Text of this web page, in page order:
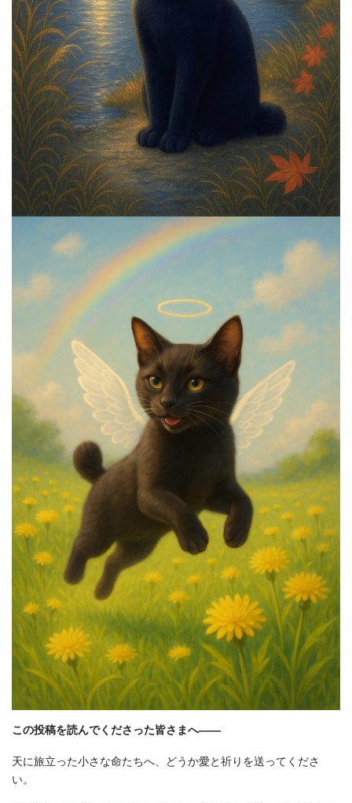
この投稿を読んでくださった皆さまへ――
天に旅立った小さな命たちへ、どうか愛と祈りを送ってくださ
い。